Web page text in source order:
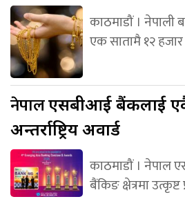
काठमाडौं ।
एक सातामै १२ हजार
नेपालएसबीआई बैंकलाई
अन्तर्राष्ट्रिय अवार्ड
काठमाडौं । नेपाल
बैंकिङ क्षेत्रमा उत्कृष्ट